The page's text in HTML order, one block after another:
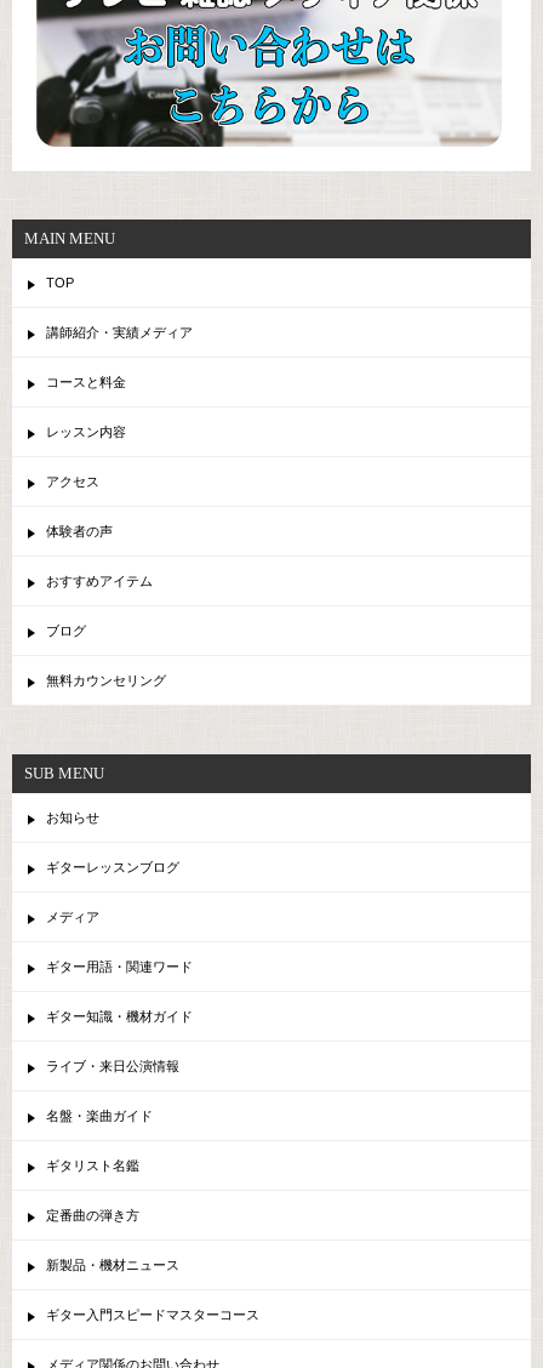
MAIN MENU
TOP
講師紹介・実績メディア
コースと料金
レッスン内容
アクセス
体験者の声
おすすめアイテム
ブログ
無料カウンセリング
SUB MENU
お知らせ
ギターレッスンブログ
メディア
ギター用語・関連ワード
ギター知識・機材ガイド
ライブ・来日公演情報
名盤・楽曲ガイド
ギタリスト名鑑
定番曲の弾き方
新製品・機材ニュース
ギター入門スピードマスターコース
メディア関係のお問い合わせ